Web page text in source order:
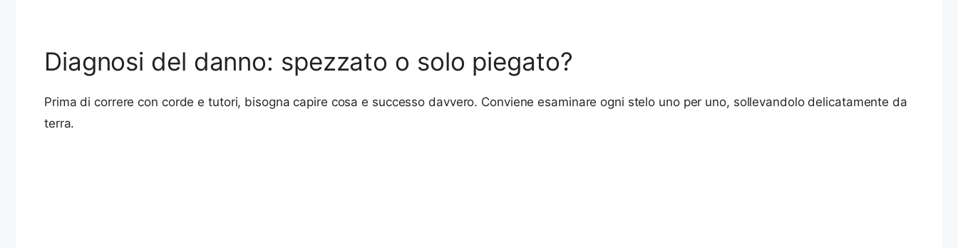
Diagnosi del danno: spezzato o solo piegato?
Prima di correre con corde e tutori, bisogna capire cosa e successo davvero. Conviene esaminare ogni stelo uno per uno, sollevandolo delicatamente da
terra.